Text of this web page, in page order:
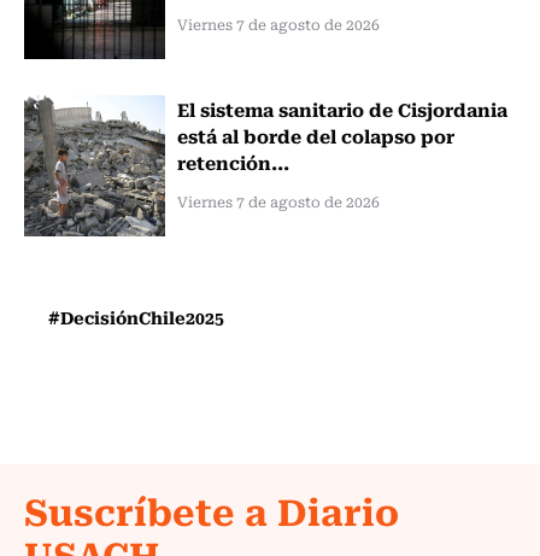
Viernes 7 de agosto de 2026
El sistema sanitario de Cisjordania
está al borde del colapso por
retención...
Viernes 7 de agosto de 2026
#DecisiónChile2025